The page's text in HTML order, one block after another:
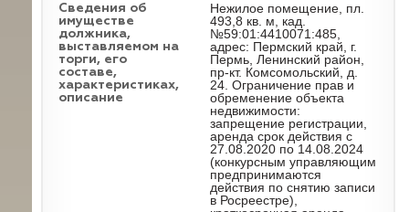
Cведения об
имуществе
должника,
выставляемом на
торги, его
составе,
характеристиках,
описание
Нежилое помещение, пл.
493,8 кв. м, кад.
№59:01:4410071:485,
адрес: Пермский край, г.
Пермь, Ленинский район,
пр-кт. Комсомольский, д.
24. Ограничение прав и
обременение объекта
недвижимости:
запрещение регистрации,
аренда срок действия с
27.08.2020 по 14.08.2024
(конкурсным управляющим
предпринимаются
действия по снятию записи
в Росреестре),